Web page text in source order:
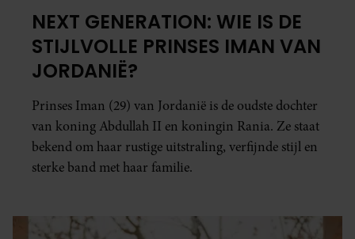
NEXT GENERATION: WIE IS DE
STIJLVOLLE PRINSES IMAN VAN
JORDANIË?
Prinses Iman (29) van Jordanië is de oudste dochter
van koning Abdullah II en koningin Rania. Ze staat
bekend om haar rustige uitstraling, verfijnde stijl en
sterke band met haar familie.